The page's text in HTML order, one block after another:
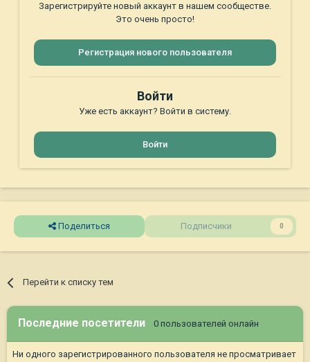
Зарегистрируйте новый аккаунт в нашем сообществе.
Это очень просто!
Регистрация нового пользователя
Войти
Уже есть аккаунт? Войти в систему.
Войти
Поделиться Подписчики 0
Перейти к списку тем
Последние посетители 0 пользователей онлайн
Ни одного зарегистрированного пользователя не просматривает